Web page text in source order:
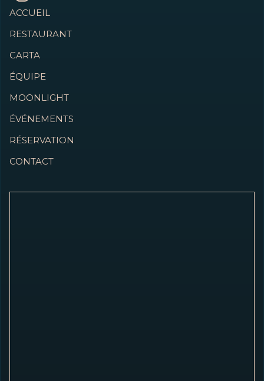
ACCUEIL
RESTAURANT
CARTA
ÉQUIPE
MOONLIGHT
ÉVÉNEMENTS
RÉSERVATION
CONTACT